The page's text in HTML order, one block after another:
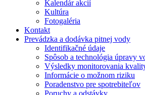
Kalendár akcií
Kultúra
Fotogaléria
Kontakt
Prevádzka a dodávka pitnej vody
Identifikačné údaje
Spôsob a technológia úpravy
Výsledky monitorovania
Informácie o možnom riziku
Poradenstvo pre spotrebiteľov
Poruchy a odstávky